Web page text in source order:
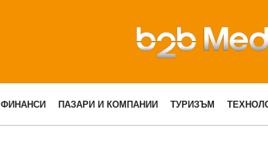
ФИНАНСИ ПАЗАРИ И КОМПАНИИ ТУРИЗЪМ